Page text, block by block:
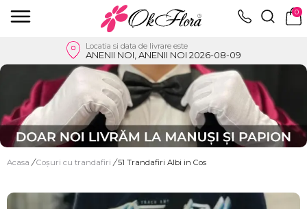
0
Locatia si data de livrare este
ANENII NOI, ANENII NOI 2026-08-09
Acasa / Coșuri cu trandafiri / 51 Trandafiri Albi in Cos